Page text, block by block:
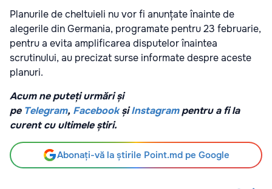
Planurile de cheltuieli nu vor fi anunțate înainte de
alegerile din Germania, programate pentru 23 februarie,
pentru a evita amplificarea disputelor înaintea
scrutinului, au precizat surse informate despre aceste
planuri.
Acum ne puteți urmări și
pe Telegram, Facebook șiInstagrampentru a fi la
curent cu ultimele știri.
Abonați-vă la știrile Point.md pe Google